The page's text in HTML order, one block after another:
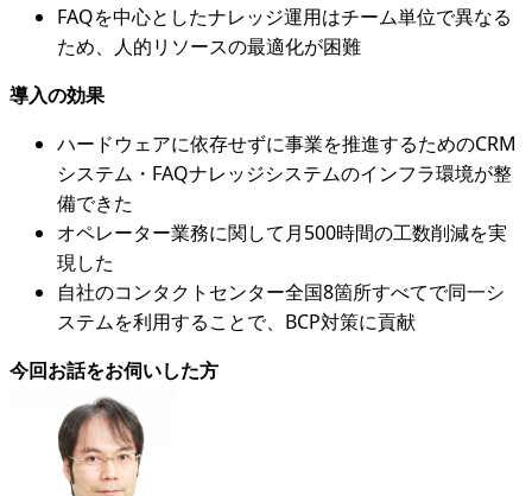
FAQを中心としたナレッジ運用はチーム単位で異なる
ため、人的リソースの最適化が困難
導入の効果
ハードウェアに依存せずに事業を推進するためのCRM
システム・FAQナレッジシステムのインフラ環境が整
備できた
オペレーター業務に関して月500時間の工数削減を実
現した
自社のコンタクトセンター全国8箇所すべてで同一シ
ステムを利用することで、BCP対策に貢献
今回お話をお伺いした方